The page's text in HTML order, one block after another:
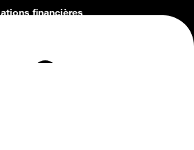
financières